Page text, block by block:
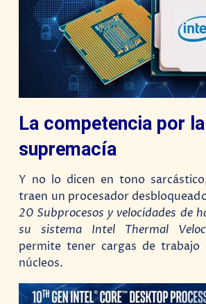
La competencia por la
supremacía
Y no lo dicen en tono
traen un procesador
20 Subprocesos y velocidades de
su sistema Intel Thermal
permite tener cargas de trabajo
núcleos.